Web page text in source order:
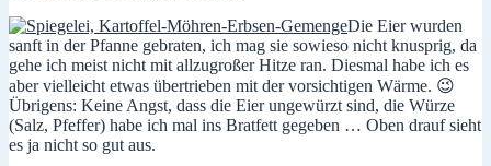
Die Eier wurden
sanft in der Pfanne gebraten, ich mag sie sowieso nicht knusprig, da
gehe ich meist nicht mit allzugroßer Hitze ran. Diesmal habe ich es
aber vielleicht etwas übertrieben mit der vorsichtigen Wärme. 😉
Übrigens: Keine Angst, dass die Eier ungewürzt sind, die Würze
(Salz, Pfeffer) habe ich mal ins Bratfett gegeben … Oben drauf sieht
es ja nicht so gut aus.